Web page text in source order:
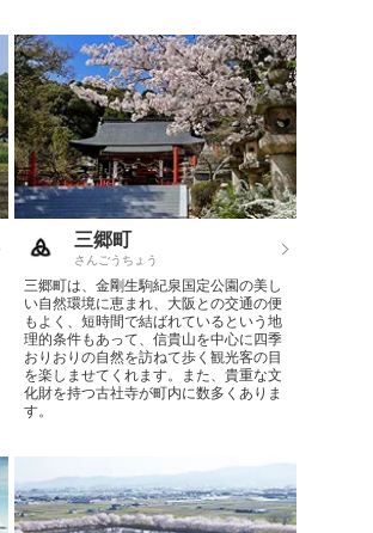
三郷町
さんごうちょう
三郷町は、金剛生駒紀泉国定公園の美し
い自然環境に恵まれ、大阪との交通の便
もよく、短時間で結ばれているという地
理的条件もあって、信貴山を中心に四季
おりおりの自然を訪ねて歩く観光客の目
を楽しませてくれます。また、貴重な文
化財を持つ古社寺が町内に数多くありま
す。